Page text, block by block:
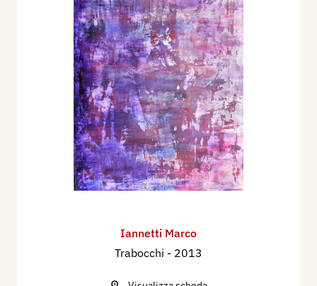
Iannetti Marco
Trabocchi - 2013